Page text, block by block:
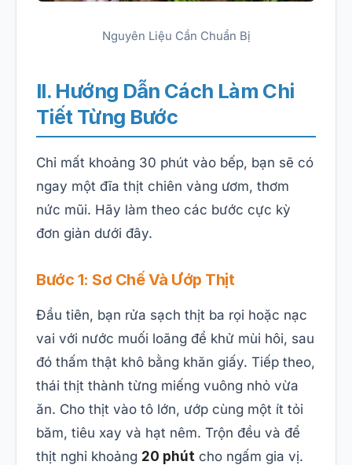
Nguyên Liệu Cần Chuẩn Bị
II. Hướng Dẫn Cách Làm Chi
Tiết Từng Bước
Chỉ mất khoảng 30 phút vào bếp, bạn sẽ có
ngay một đĩa thịt chiên vàng ươm, thơm
nức mũi. Hãy làm theo các bước cực kỳ
đơn giản dưới đây.
Bước 1: Sơ Chế Và Ướp Thịt
Đầu tiên, bạn rửa sạch thịt ba rọi hoặc nạc
vai với nước muối loãng để khử mùi hôi, sau
đó thấm thật khô bằng khăn giấy. Tiếp theo,
thái thịt thành từng miếng vuông nhỏ vừa
ăn. Cho thịt vào tô lớn, ướp cùng một ít tỏi
băm, tiêu xay và hạt nêm. Trộn đều và để
thịt nghỉ khoảng 20 phút cho ngấm gia vị.